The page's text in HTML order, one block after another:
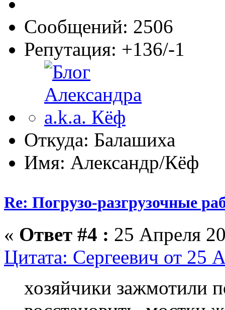
Сообщений: 2506
Репутация: +136/-1
Откуда: Балашиха
Имя: Александр/Кёф
Re: Погрузо-разгрузочные
« Ответ #4 : 25 Апреля
Цитата: Сергеевич от 25
хозяйчики зажмотили